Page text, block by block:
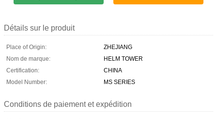
Détails sur le produit
Place of Origin:
ZHEJIANG
Nom de marque:
HELM TOWER
Certification:
CHINA
Model Number:
MS SERIES
Conditions de paiement et expédition